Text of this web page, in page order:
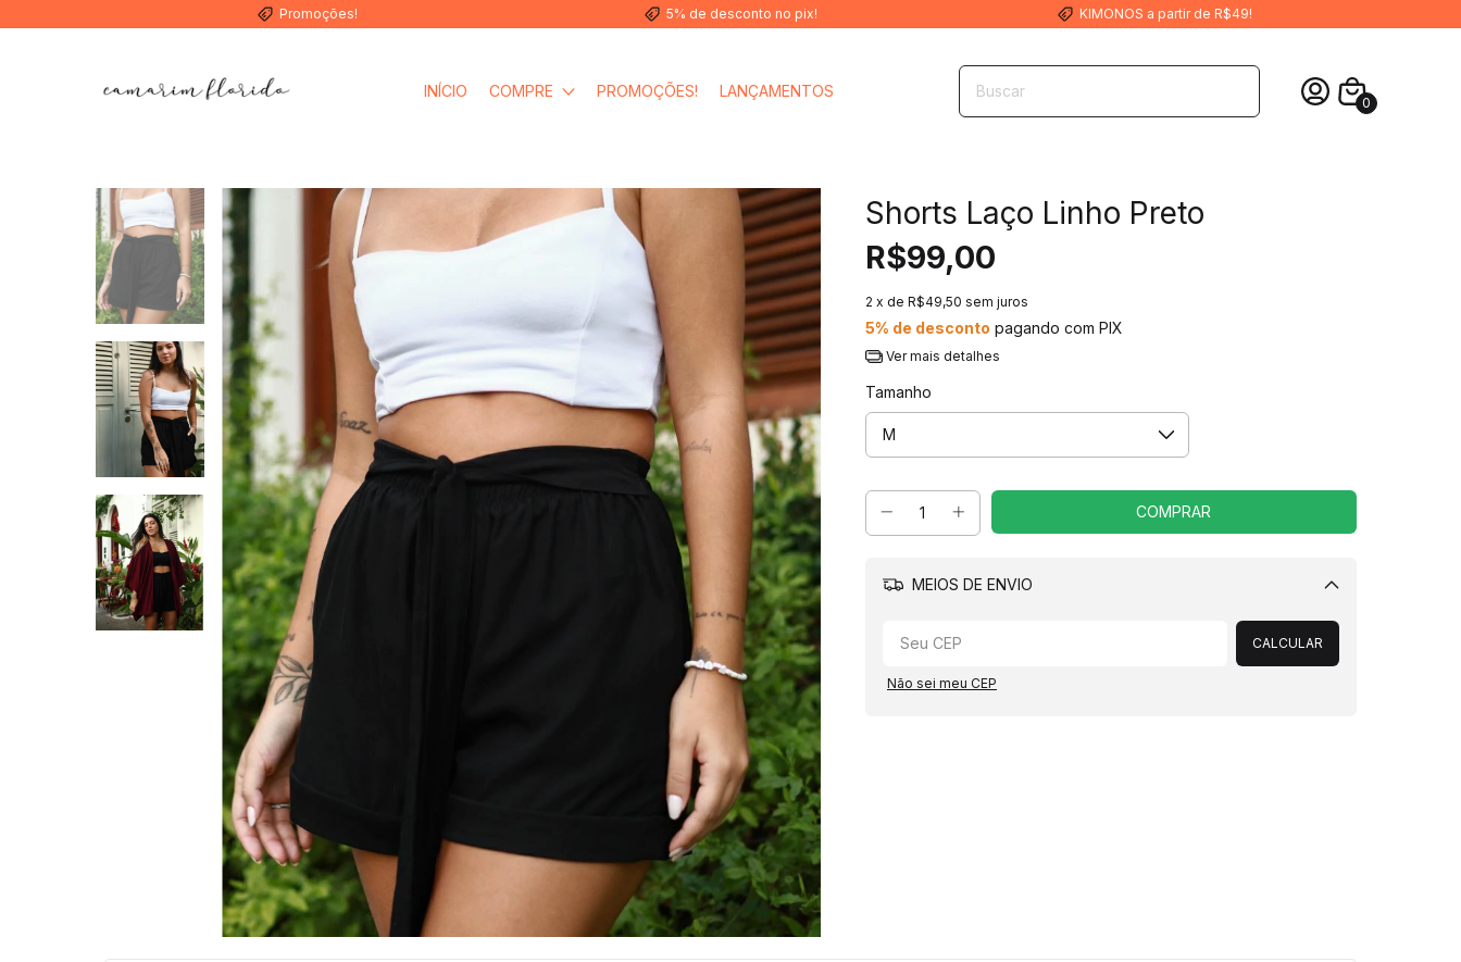
Promoções! 5% de desconto no pix! KIMONOS a partir de R$49!
INÍCIO COMPRE PROMOÇÕES! LANÇAMENTOS
0
Shorts Laço Linho Preto
R$99,00
2 x de R$49,50 sem juros
5% de desconto pagando com PIX
Ver mais detalhes
Tamanho
MEIOS DE ENVIO
Alterar CEP
CALCULAR
Não sei meu CEP